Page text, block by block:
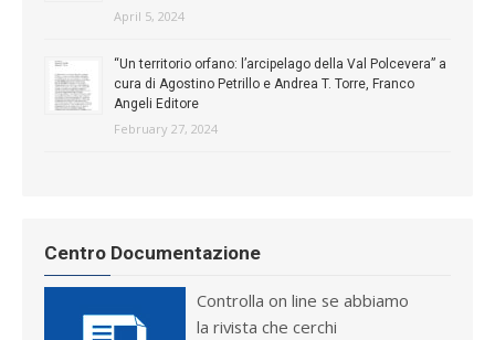
April 5, 2024
“Un territorio orfano: l’arcipelago della Val Polcevera” a
cura di Agostino Petrillo e Andrea T. Torre, Franco
Angeli Editore
February 27, 2024
Centro Documentazione
Controlla on line se abbiamo
la rivista che cerchi